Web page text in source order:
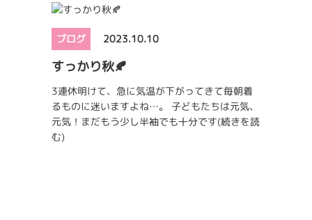
ブログ 2023.10.10
すっかり秋🍂
3連休明けて、急に気温が下がってきて毎朝着
るものに迷いますよね…。 子どもたちは元気、
元気！まだもう少し半袖でも十分です(続きを読
む)